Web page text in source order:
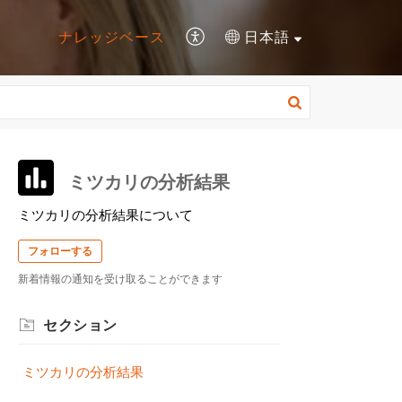
ナレッジベース 日本語
ミツカリの分析結果
ミツカリの分析結果について
フォローする
新着情報の通知を受け取ることができます
セクション
ミツカリの分析結果